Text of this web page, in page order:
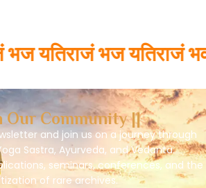
यतिराजं भज यतिराजं
Our Community ||
and join us on a journey through
Sastra, Ayurveda, and Vedanta.
seminars, conferences, and the
of rare archives.